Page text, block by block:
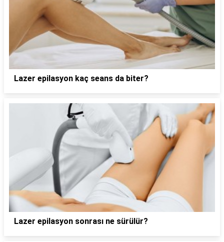
Lazer epilasyon kaç seans da biter?
Lazer epilasyon sonrası ne sürülür?